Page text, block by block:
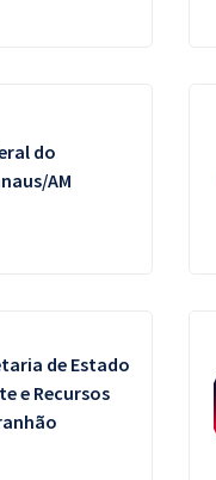
do
AM
de Estado
e Recursos